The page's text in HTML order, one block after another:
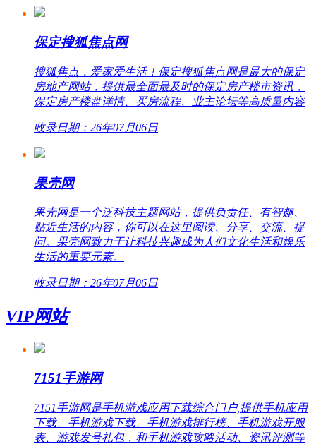
保定搜狐焦点网
搜狐焦点，爱家爱生活！保定搜狐焦点网是最大的保定
房地产网站，提供最全面最及时的保定房产楼市资讯，
保定房产楼盘详情、买房流程、业主论坛等高质量内容
收录日期：26年07月06日
果壳网
果壳网是一个泛科技主题网站，提供负责任、有智趣、
贴近生活的内容，你可以在这里阅读、分享、交流、提
问。果壳网致力于让科技兴趣成为人们文化生活和娱乐
生活的重要元素。
收录日期：26年07月06日
VIP网站
7151手游网
7151手游网是手机游戏应用下载综合门户,提供手机应用
下载、手机游戏下载、手机游戏排行榜、手机游戏开服
表、游戏发号礼包，和手机游戏攻略活动、资讯评测等